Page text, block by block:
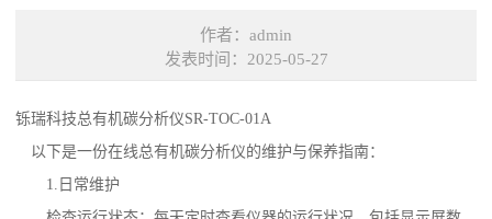
作者：admin
发表时间：2025-05-27
铄瑞科技总有机碳分析仪SR-TOC-01A
以下是一份在线总有机碳分析仪的维护与保养指南：
1.日常维护